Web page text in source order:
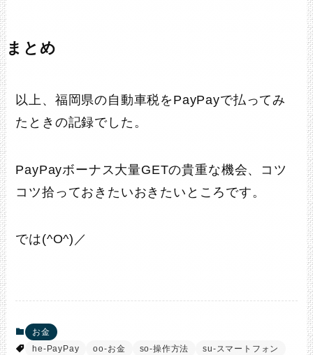
まとめ
以上、福岡県の自動車税をPayPayで払ってみ
たときの記録でした。
PayPayボーナス大量GETの貴重な機会、コツ
コツ拾っておきたいおきたいところです。
では(^O^)／
お金
he-PayPay
oo-お金 so-操作方法
su-スマートフォン